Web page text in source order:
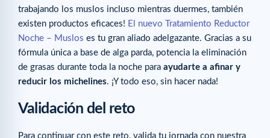
trabajando los muslos incluso mientras duermes, también
existen productos eficaces! El nuevo Tratamiento Reductor
Noche – Muslos es tu gran aliado adelgazante. Gracias a su
fórmula única a base de alga parda, potencia la eliminación
de grasas durante toda la noche para ayudarte a afinar y
reducir los michelines. ¡Y todo eso, sin hacer nada!
Validación del reto
Para continuar con este reto, valida tu jornada con nuestra